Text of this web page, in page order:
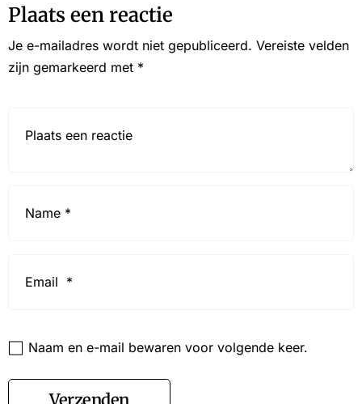
Plaats een reactie
Je e-mailadres wordt niet gepubliceerd. Vereiste velden
zijn gemarkeerd met *
Naam en e-mail bewaren voor volgende keer.
Verzenden